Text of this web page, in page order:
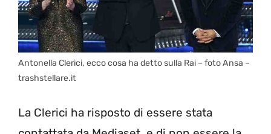
Antonella Clerici, ecco cosa ha detto sulla Rai – foto Ansa –
trashstellare.it
La Clerici ha risposto di essere stata